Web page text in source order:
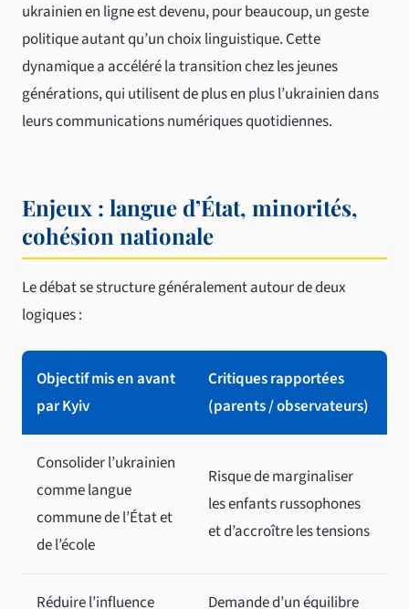
ukrainien en ligne est devenu, pour beaucoup, un geste
politique autant qu’un choix linguistique. Cette
dynamique a accéléré la transition chez les jeunes
générations, qui utilisent de plus en plus l’ukrainien dans
leurs communications numériques quotidiennes.
Enjeux : langue d’État, minorités,
cohésion nationale
Le débat se structure généralement autour de deux
logiques :
Objectif mis en avant
par Kyiv
Critiques rapportées
(parents / observateurs)
Consolider l’ukrainien
comme langue
commune de l’État et
de l’école
Risque de marginaliser
les enfants russophones
et d’accroître les tensions
Réduire l’influence Demande d’un équilibre